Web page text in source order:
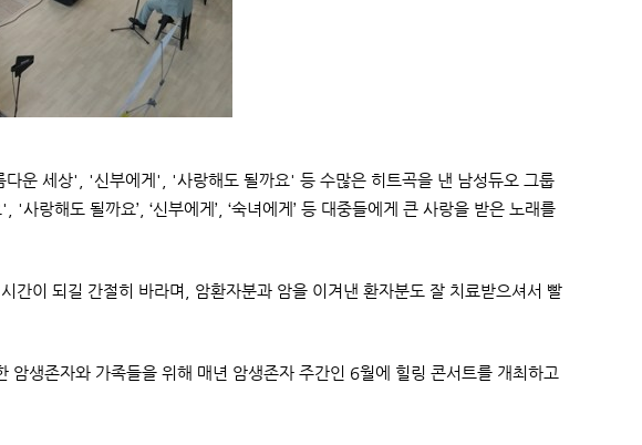
운 세상', '신부에게', '사랑해도 될까요' 등 수많은 히트곡을 낸 남성듀오 그룹
랑해도 될까요’, ‘신부에게’, ‘숙녀에게’ 등 대중들에게 큰 사랑을 받은 노래를
간이 되길 간절히 바라며, 암환자분과 암을 이겨낸 환자분도 잘 치료받으셔서 빨
암생존자와 가족들을 위해 매년 암생존자 주간인 6월에 힐링 콘서트를 개최하고